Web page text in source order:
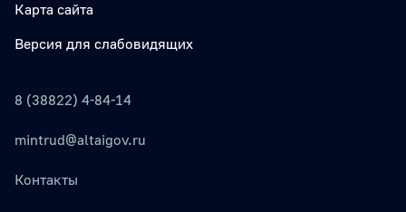
Карта сайта
Версия для слабовидящих
8 (38822) 4-84-14
mintrud@altaigov.ru
Контакты